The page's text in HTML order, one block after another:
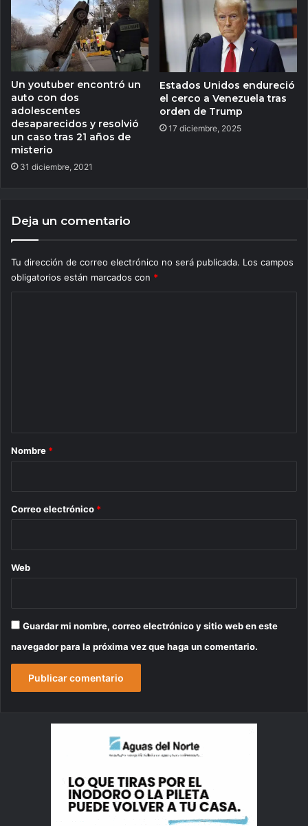
Un youtuber encontró un
auto con dos
adolescentes
desaparecidos y resolvió
un caso tras 21 años de
misterio
31 diciembre, 2021
Estados Unidos endureció
el cerco a Venezuela tras
orden de Trump
17 diciembre, 2025
Deja un comentario
Tu dirección de correo electrónico no será publicada. Los campos
obligatorios están marcados con *
r
*
Nombre *
Correo electrónico *
Web
Guardar mi nombre, correo electrónico y sitio web en este
navegador para la próxima vez que haga un comentario.